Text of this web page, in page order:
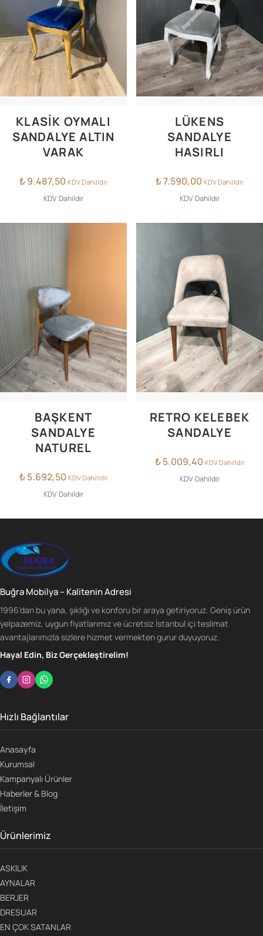
KLASIK OYMALI
SANDALYE ALTIN
VARAK
₺9.487,50 KDV Dahilldir
KDV Dahildir
LÜKENS
SANDALYE
HASIRLI
₺7.590,00 KDV Dahilldir
KDV Dahildir
BAŞKENT
SANDALYE
NATUREL
₺5.692,50 KDV Dahilldir
KDV Dahildir
RETRO KELEBEK
SANDALYE
₺5.009,40 KDV Dahilldir
KDV Dahildir
Buğra Mobilya – Kalitenin Adresi
1996'dan bu yana, şıklığı ve konforu bir araya getiriyoruz. Geniş ürün
yelpazemiz, uygun fiyatlarımız ve ücretsiz İstanbul içi teslimat
avantajlarımızla sizlere hizmet vermekten gurur duyuyoruz.
Hayal Edin, Biz Gerçekleştirelim!
Hızlı Bağlantılar
Anasayfa
Kurumsal
Kampanyalı Ürünler
Haberler & Blog
İletişim
Ürünlerimiz
ASKILIK
AYNALAR
BERJER
DRESUAR
EN ÇOK SATANLAR